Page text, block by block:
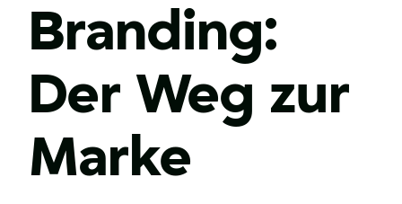
Branding:
Der Weg zur
Marke